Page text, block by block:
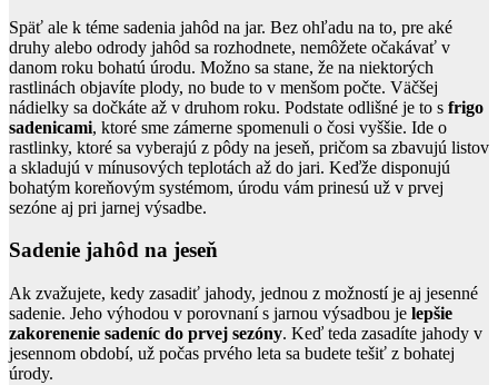
Späť ale k téme sadenia jahôd na jar. Bez ohľadu na to, pre aké
druhy alebo odrody jahôd sa rozhodnete, nemôžete očakávať v
danom roku bohatú úrodu. Možno sa stane, že na niektorých
rastlinách objavíte plody, no bude to v menšom počte. Väčšej
nádielky sa dočkáte až v druhom roku. Podstate odlišné je to s frigo
sadenicami, ktoré sme zámerne spomenuli o čosi vyššie. Ide o
rastlinky, ktoré sa vyberajú z pôdy na jeseň, pričom sa zbavujú listov
a skladujú v mínusových teplotách až do jari. Keďže disponujú
bohatým koreňovým systémom, úrodu vám prinesú už v prvej
sezóne aj pri jarnej výsadbe.
Sadenie jahôd na jeseň
Ak zvažujete, kedy zasadiť jahody, jednou z možností je aj jesenné
sadenie. Jeho výhodou v porovnaní s jarnou výsadbou je lepšie
zakorenenie sadeníc do prvej sezóny. Keď teda zasadíte jahody v
jesennom období, už počas prvého leta sa budete tešiť z bohatej
úrody.